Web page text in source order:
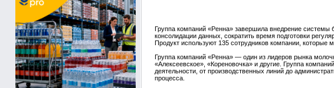
Группа компаний «Ренна» завершила внедрение системы
консолидации данных, сократить время подготовки
Продукт используют 135 сотрудников компании, которые
Группа компаний «Ренна» — один из лидеров рынка
«Алексеевское», «Кореновочка» и другие. Группа
деятельности, от производственных линий до
процесса.